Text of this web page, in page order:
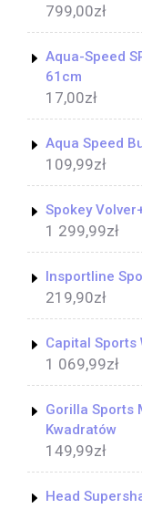
799,00zł
Aqua-Speed
61cm
17,00zł
Aqua Speed
109,99zł
Spokey
1 299,99zł
Insportline
219,90zł
Capital Sports
1 069,99zł
Gorilla Sports
Kwadratów
149,99zł
Head